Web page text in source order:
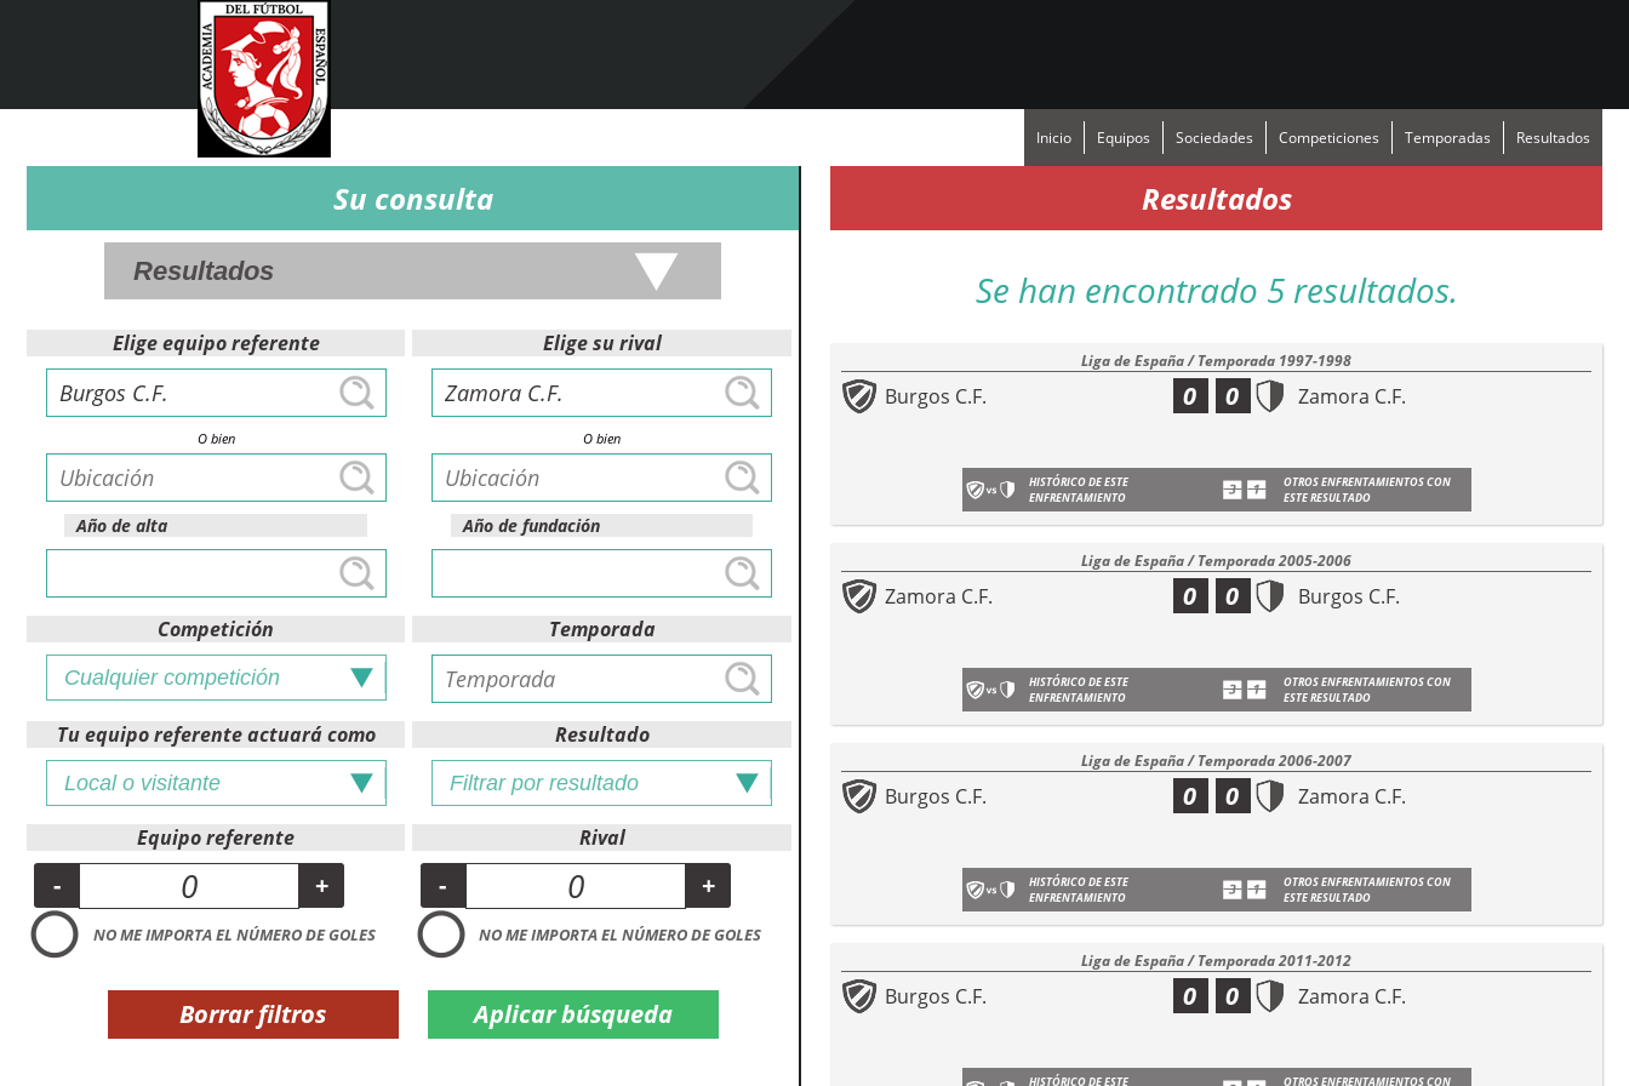
Inicio Equipos Sociedades Competiciones Temporadas Resultados
Su consulta
Elige equipo referente
O bien
Año de alta
Elige su rival
O bien
Año de fundación
Competición Temporada
Tu equipo referente actuará como Resultado
Equipo referente
- +
NO ME IMPORTA EL NÚMERO DE GOLES
Rival
- +
NO ME IMPORTA EL NÚMERO DE GOLES
Borrar filtros
Resultados
Se han encontrado 5 resultados.
Liga de España / Temporada 1997-1998
Burgos C.F. 0 Zamora C.F.
0
HISTÓRICO DE ESTE
ENFRENTAMIENTO
OTROS ENFRENTAMIENTOS CON
ESTE RESULTADO
Liga de España / Temporada 2005-2006
Zamora C.F. 0 Burgos C.F.
0
HISTÓRICO DE ESTE
ENFRENTAMIENTO
OTROS ENFRENTAMIENTOS CON
ESTE RESULTADO
Liga de España / Temporada 2006-2007
Burgos C.F. 0 Zamora C.F.
0
HISTÓRICO DE ESTE
ENFRENTAMIENTO
OTROS ENFRENTAMIENTOS CON
ESTE RESULTADO
Liga de España / Temporada 2011-2012
Burgos C.F. 0 Zamora C.F.
0
HISTÓRICO DE ESTE OTROS ENFRENTAMIENTOS CON